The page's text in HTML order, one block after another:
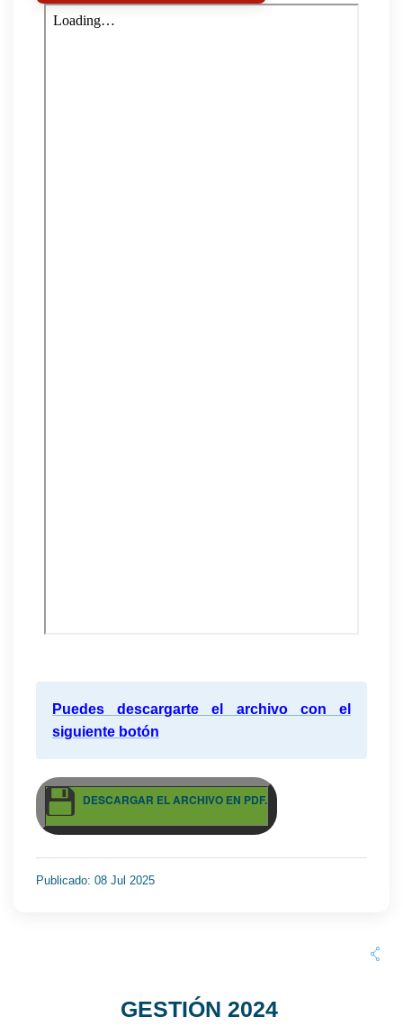
Puedes descargarte el archivo con el
siguiente botón
DESCARGAR EL ARCHIVO EN PDF.
Publicado: 08 Jul 2025
GESTIÓN 2024